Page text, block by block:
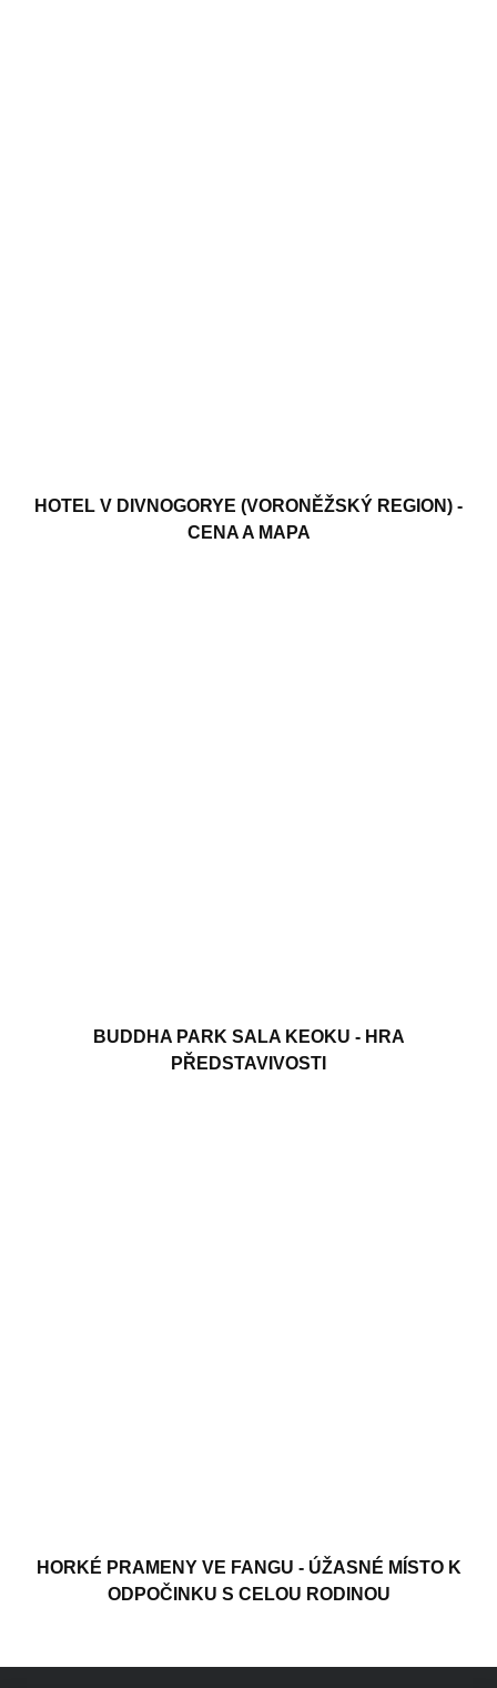
HOTEL V DIVNOGORYE (VORONĚŽSKÝ REGION) -
CENA A MAPA
BUDDHA PARK SALA KEOKU - HRA
PŘEDSTAVIVOSTI
HORKÉ PRAMENY VE FANGU - ÚŽASNÉ MÍSTO K
ODPOČINKU S CELOU RODINOU